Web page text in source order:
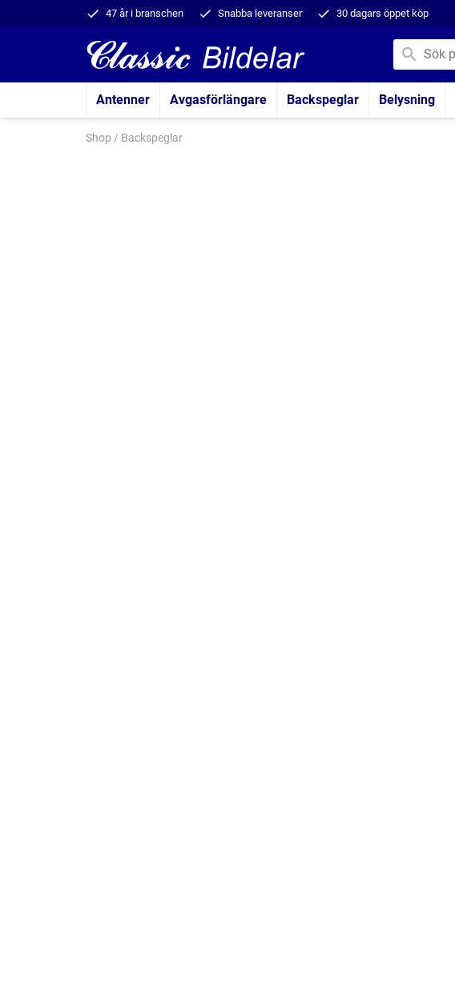
47 år i branschen Snabba leveranser 30 dagars öppet köp
Antenner Avgasförlängare Backspeglar Belysning
Shop / Backspeglar